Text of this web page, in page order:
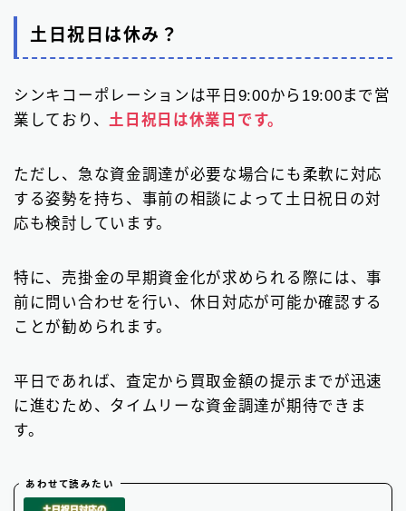
土日祝日は休み？
シンキコーポレーションは平日9:00から19:00まで営
業しており、 土日祝日は休業日です。
ただし、急な資金調達が必要な場合にも柔軟に対応
する姿勢を持ち、事前の相談によって土日祝日の対
応も検討しています。
特に、売掛金の早期資金化が求められる際には、事
前に問い合わせを行い、休日対応が可能か確認する
ことが勧められます。
平日であれば、査定から買取金額の提示までが迅速
に進むため、タイムリーな資金調達が期待できま
す。
あわせて読みたい